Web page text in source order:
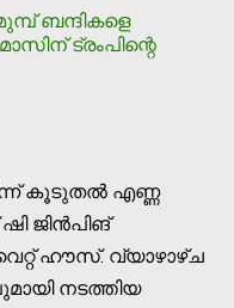
ബന്ദികളെ
ട്രംപിന്റെ
കൂടുതൽ എണ്ണ
ജിൻപിങ്
ഹൗസ്. വ്യാഴാഴ്ച
നടത്തിയ